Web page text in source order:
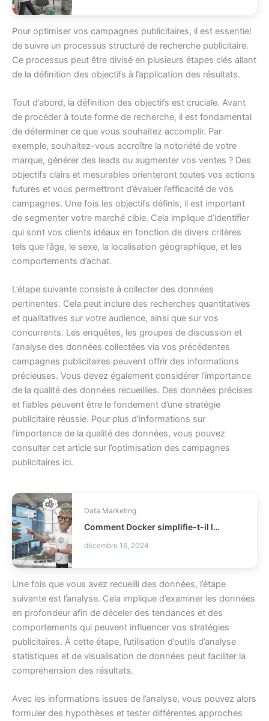
Pour optimiser vos campagnes publicitaires, il est essentiel
de suivre un processus structuré de recherche publicitaire.
Ce processus peut être divisé en plusieurs étapes clés allant
de la définition des objectifs à l’application des résultats.
Tout d’abord, la définition des objectifs est cruciale. Avant
de procéder à toute forme de recherche, il est fondamental
de déterminer ce que vous souhaitez accomplir. Par
exemple, souhaitez-vous accroître la notoriété de votre
marque, générer des leads ou augmenter vos ventes ? Des
objectifs clairs et mesurables orienteront toutes vos actions
futures et vous permettront d’évaluer l’efficacité de vos
campagnes. Une fois les objectifs définis, il est important
de segmenter votre marché cible. Cela implique d’identifier
qui sont vos clients idéaux en fonction de divers critères
tels que l’âge, le sexe, la localisation géographique, et les
comportements d’achat.
L’étape suivante consiste à collecter des données
pertinentes. Cela peut inclure des recherches quantitatives
et qualitatives sur votre audience, ainsi que sur vos
concurrents. Les enquêtes, les groupes de discussion et
l’analyse des données collectées via vos précédentes
campagnes publicitaires peuvent offrir des informations
précieuses. Vous devez également considérer l’importance
de la qualité des données recueillies. Des données précises
et fiables peuvent être le fondement d’une stratégie
publicitaire réussie. Pour plus d’informations sur
l’importance de la qualité des données, vous pouvez
consulter cet article sur l’optimisation des campagnes
publicitaires ici.
Data Marketing
Comment Docker simplifie-t-il la reproductibilité en Data Science ?
décembre 16, 2024
Une fois que vous avez recueilli des données, l’étape
suivante est l’analyse. Cela implique d’examiner les données
en profondeur afin de déceler des tendances et des
comportements qui peuvent influencer vos stratégies
publicitaires. À cette étape, l’utilisation d’outils d’analyse
statistiques et de visualisation de données peut faciliter la
compréhension des résultats.
Avec les informations issues de l’analyse, vous pouvez alors
formuler des hypothèses et tester différentes approches